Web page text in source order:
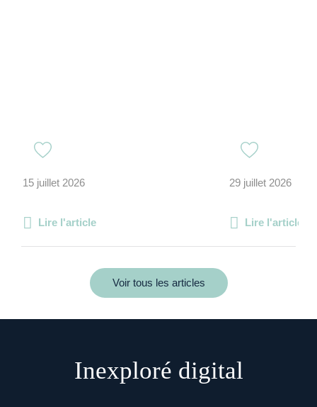
15 juillet 2026
Lire l'article
29 juillet 2026
Lire l'article
Voir tous les articles
Inexploré digital